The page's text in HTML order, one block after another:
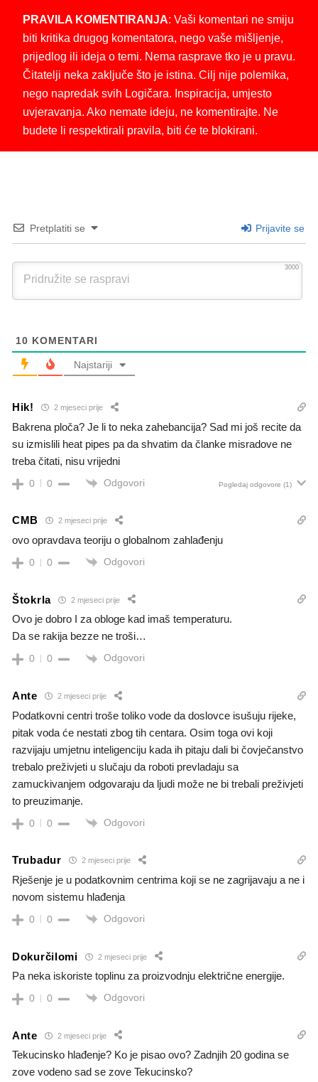
PRAVILA KOMENTIRANJA: Vaši komentari ne smiju
biti kritika drugog komentatora, nego vaše mišljenje,
prijedlog ili ideja o temi. Nema rasprave tko je u pravu.
Čitatelji neka zaključe što je istina. Cilj nije polemika,
nego napredak svih Logičara. Inspiracija, umjesto
uvjeravanja. Ako nemate ideju, ne komentirajte. Ne
budete li respektirali pravila, biti će te blokirani.
Pretplatiti se Prijavite se
3000
10 KOMENTARI
Najstariji
Hik! 2 mjeseci prije
Bakrena ploča? Je li to neka zahebancija? Sad mi još recite da
su izmislili heat pipes pa da shvatim da članke misradove ne
treba čitati, nisu vrijedni
0 0 Odgovori Pogledaj odgovore (1)
CMB 2 mjeseci prije
ovo opravdava teoriju o globalnom zahlađenju
0 0 Odgovori
Štokrla 2 mjeseci prije
Ovo je dobro I za obloge kad imaš temperaturu.
Da se rakija bezze ne troši…
0 0 Odgovori
Ante 2 mjeseci prije
Podatkovni centri troše toliko vode da doslovce isušuju rijeke,
pitak voda će nestati zbog tih centara. Osim toga ovi koji
razvijaju umjetnu inteligenciju kada ih pitaju dali bi čovječanstvo
trebalo preživjeti u slučaju da roboti prevladaju sa
zamuckivanjem odgovaraju da ljudi može ne bi trebali preživjeti
to preuzimanje.
0 0 Odgovori
Trubadur 2 mjeseci prije
Rješenje je u podatkovnim centrima koji se ne zagrijavaju a ne i
novom sistemu hlađenja
0 0 Odgovori
Dokurčilomi 2 mjeseci prije
Pa neka iskoriste toplinu za proizvodnju električne energije.
0 0 Odgovori
Ante 2 mjeseci prije
Tekucinsko hlađenje? Ko je pisao ovo? Zadnjih 20 godina se
zove vodeno sad se zove Tekucinsko?